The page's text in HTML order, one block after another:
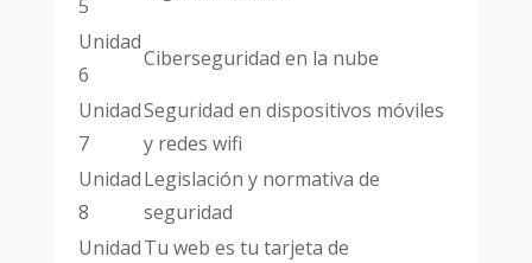
5
Unidad
6
Ciberseguridad en la nube
Unidad
7
Seguridad en dispositivos móviles
y redes wifi
Unidad
8
Legislación y normativa de
seguridad
UnidadTu web es tu tarjeta de